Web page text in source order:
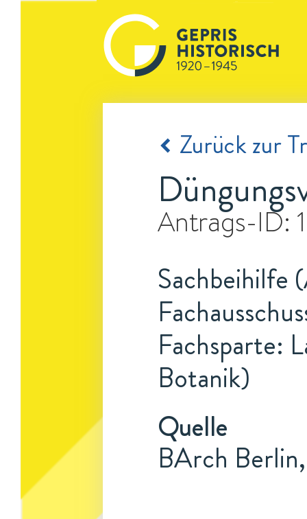
Zurück zur
Antrags-ID:
Sachbeihilfe
Fachsparte:
Botanik)
Quelle
BArch